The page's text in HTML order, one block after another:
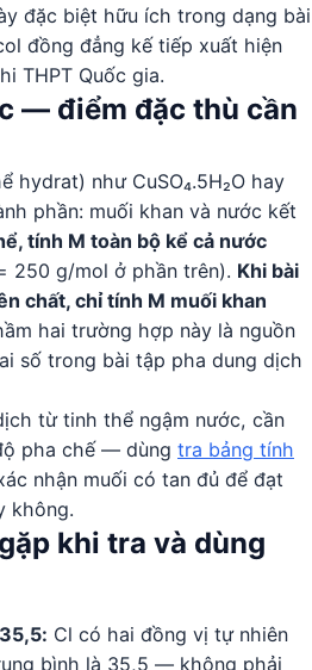
đặc biệt hữu ích trong dạng bài
đồng đẳng kế tiếp xuất hiện
THPT Quốc gia.
— điểm đặc thù cần
hydrat) như CuSO₄.5H₂O hay
phần: muối khan và nước kết
tính M toàn bộ kể cả nước
250 g/mol ở phần trên). Khi bài
chất, chỉ tính M muối khan
hai trường hợp này là nguồn
số trong bài tập pha dung dịch
từ tinh thể ngậm nước, cần
pha chế — dùng tra bảng tính
nhận muối có tan đủ để đạt
không.
khi tra và dùng
Cl có hai đồng vị tự nhiên
bình là 35,5 — không phải